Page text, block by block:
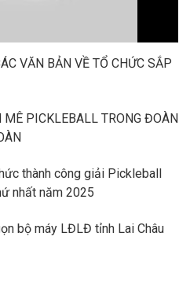
VĂN BẢN VỀ TỔ CHỨC SẮP
PICKLEBALL TRONG ĐOÀN
thành công giải Pickleball
nhất năm 2025
bộ máy LĐLĐ tỉnh Lai Châu